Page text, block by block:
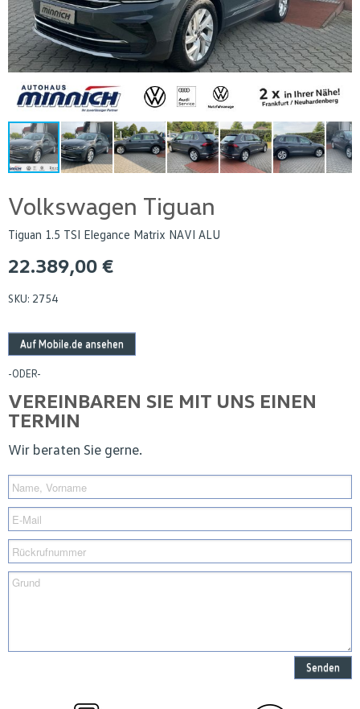
Volkswagen Tiguan
Tiguan 1.5 TSI Elegance Matrix NAVI ALU
22.389,00 €
SKU: 2754
Auf Mobile.de ansehen
-ODER-
VEREINBAREN SIE MIT UNS EINEN
TERMIN
Wir beraten Sie gerne.
Senden